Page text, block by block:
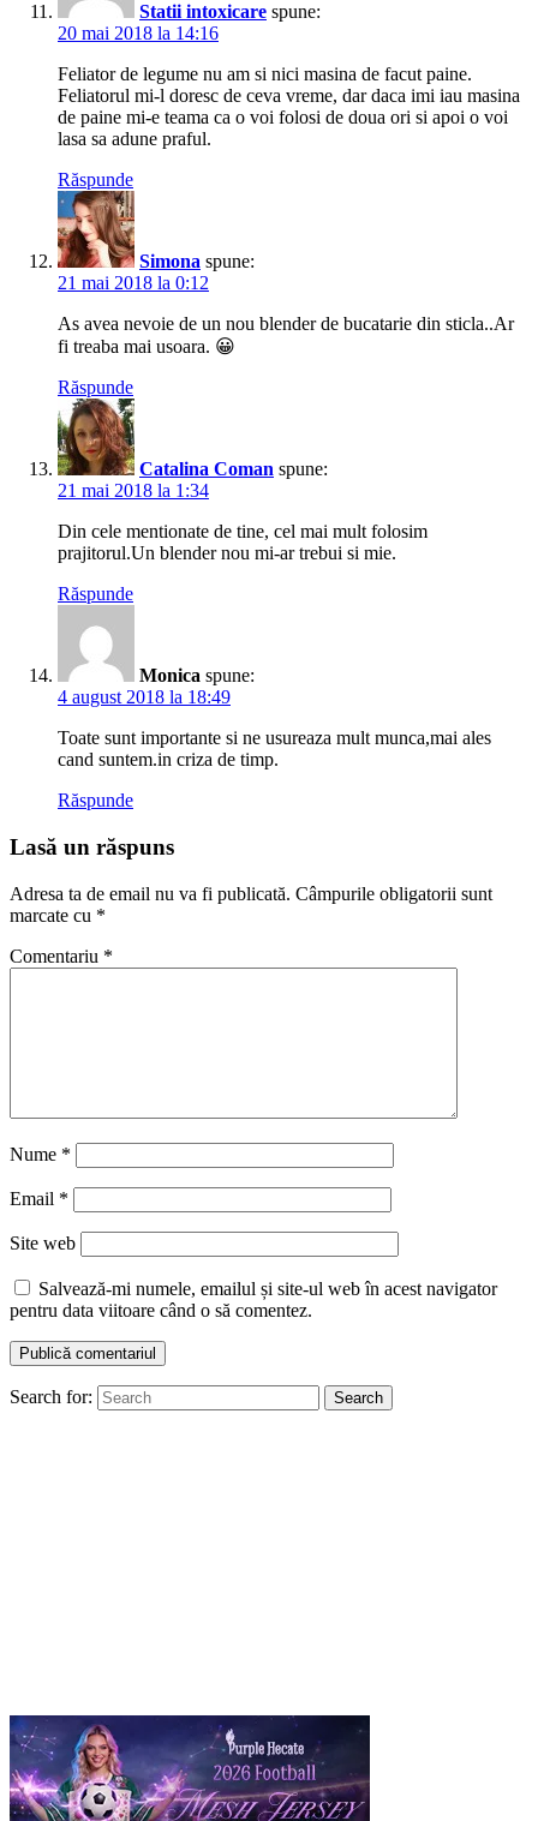
Statii intoxicare spune:
20 mai 2018 la 14:16
Feliator de legume nu am si nici masina de facut paine.
Feliatorul mi-l doresc de ceva vreme, dar daca imi iau masina
de paine mi-e teama ca o voi folosi de doua ori si apoi o voi
lasa sa adune praful.
Răspunde
Simona spune:
21 mai 2018 la 0:12
As avea nevoie de un nou blender de bucatarie din sticla..Ar
fi treaba mai usoara. 😀
Răspunde
Catalina Coman spune:
21 mai 2018 la 1:34
Din cele mentionate de tine, cel mai mult folosim
prajitorul.Un blender nou mi-ar trebui si mie.
Răspunde
Monica spune:
4 august 2018 la 18:49
Toate sunt importante si ne usureaza mult munca,mai ales
cand suntem.in criza de timp.
Răspunde
Lasă un răspuns
Adresa ta de email nu va fi publicată. Câmpurile obligatorii sunt
marcate cu *
Comentariu *
Nume *
Email *
Site web
Salvează-mi numele, emailul și site-ul web în acest navigator
pentru data viitoare când o să comentez.
Search for: Search